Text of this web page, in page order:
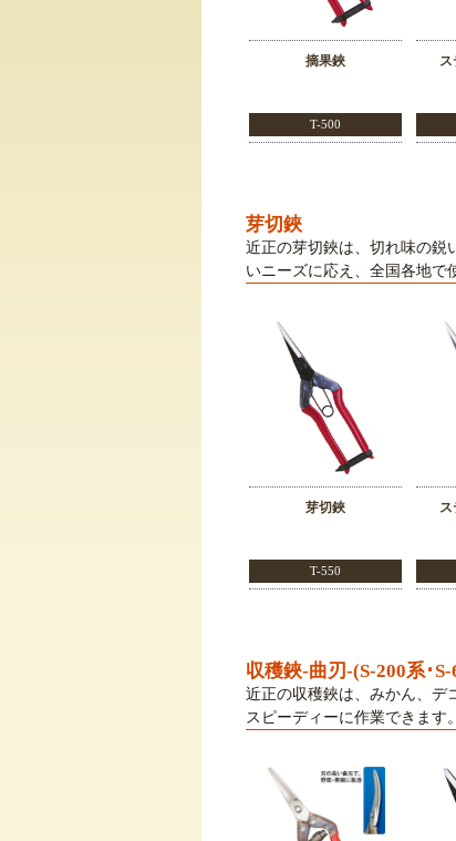
摘果鋏
T-500
ス
芽切鋏
近正の芽切鋏は、切れ味の鋭
いニーズに応え、全国各地で
芽切鋏
T-550
ス
収穫鋏-曲刃-(S-200系･
近正の収穫鋏は、みかん、デ
スピーディーに作業できます。